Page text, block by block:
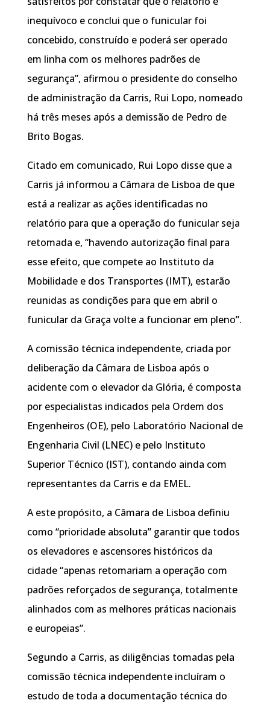
inequívoco e conclui que o funicular foi
concebido, construído e poderá ser operado
em linha com os melhores padrões de
segurança”, afirmou o presidente do conselho
de administração da Carris, Rui Lopo, nomeado
há três meses após a demissão de Pedro de
Brito Bogas.
Citado em comunicado, Rui Lopo disse que a
Carris já informou a Câmara de Lisboa de que
está a realizar as ações identificadas no
relatório para que a operação do funicular seja
retomada e, “havendo autorização final para
esse efeito, que compete ao Instituto da
Mobilidade e dos Transportes (IMT), estarão
reunidas as condições para que em abril o
funicular da Graça volte a funcionar em pleno”.
A comissão técnica independente, criada por
deliberação da Câmara de Lisboa após o
acidente com o elevador da Glória, é composta
por especialistas indicados pela Ordem dos
Engenheiros (OE), pelo Laboratório Nacional de
Engenharia Civil (LNEC) e pelo Instituto
Superior Técnico (IST), contando ainda com
representantes da Carris e da EMEL.
A este propósito, a Câmara de Lisboa definiu
como “prioridade absoluta” garantir que todos
os elevadores e ascensores históricos da
cidade “apenas retomariam a operação com
padrões reforçados de segurança, totalmente
alinhados com as melhores práticas nacionais
e europeias”.
Segundo a Carris, as diligências tomadas pela
comissão técnica independente incluíram o
estudo de toda a documentação técnica do